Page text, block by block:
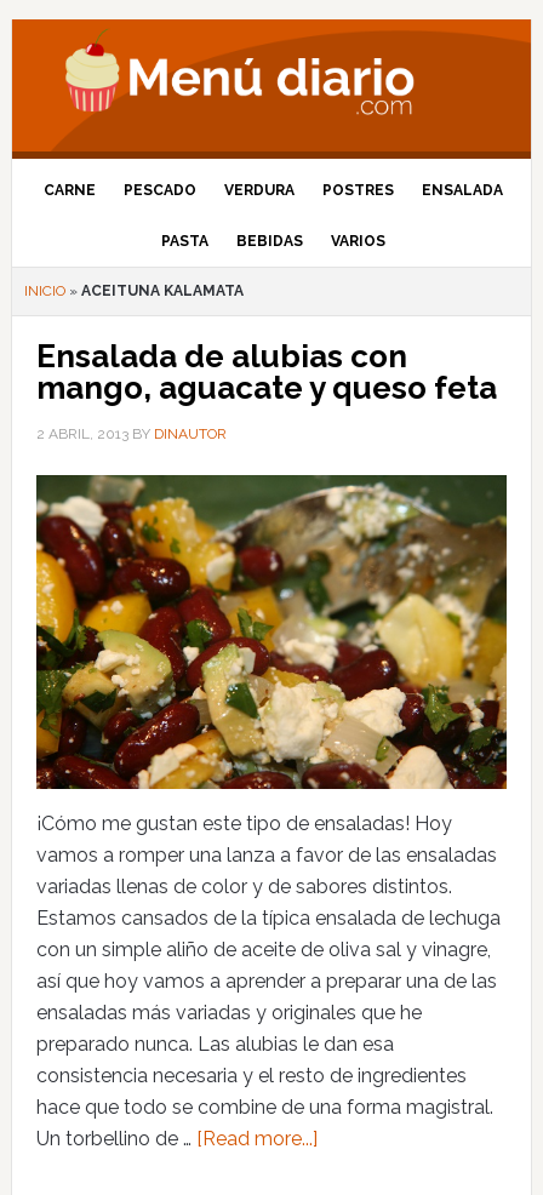
CARNE PESCADO VERDURA POSTRES ENSALADA
PASTA BEBIDAS VARIOS
INICIO» ACEITUNA KALAMATA
Ensalada de alubias con
mango, aguacate y queso feta
2 ABRIL, 2013BY DINAUTOR
¡Cómo me gustan este tipo de ensaladas! Hoy
vamos a romper una lanza a favor de las ensaladas
variadas llenas de color y de sabores distintos.
Estamos cansados de la típica ensalada de lechuga
con un simple aliño de aceite de oliva sal y vinagre,
así que hoy vamos a aprender a preparar una de las
ensaladas más variadas y originales que he
preparado nunca. Las alubias le dan esa
consistencia necesaria y el resto de ingredientes
hace que todo se combine de una forma magistral.
Un torbellino de … [Read more...]